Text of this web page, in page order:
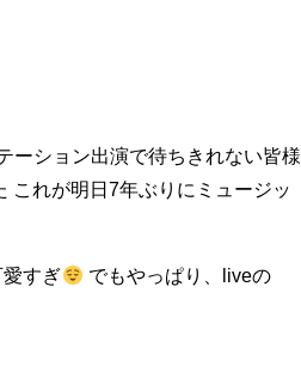
ーション出演で待ちきれない皆様
これが明日7年ぶりにミュージッ
すぎ
でもやっぱり、liveの